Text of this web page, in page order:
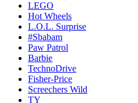
LEGO
Hot Wheels
L.O.L. Surprise
#Sbabam
Paw Patrol
Barbie
TechnoDrive
Fisher-Price
Screechers Wild
TY